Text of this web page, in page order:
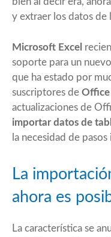
y extraer los datos de
Microsoft Excel
soporte para un
que ha estado por
suscriptores de
actualizaciones de
importar datos de
la necesidad de
La
ahora es
La característica se